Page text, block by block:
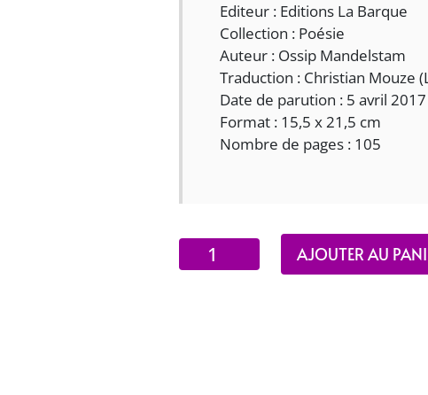
Editeur : Editions La Barque
Collection : Poésie
Auteur : Ossip Mandelstam
Traduction : Christian Mouze
Date de parution : 5 avril
Format : 15,5 x 21,5 cm
Nombre de pages : 105
quantité
de
AJOUTER AU